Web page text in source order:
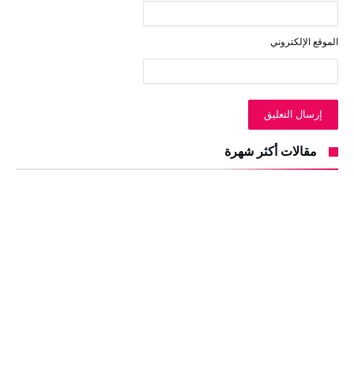
الموقع الإلكتروني
مقالات أكثر شهرة